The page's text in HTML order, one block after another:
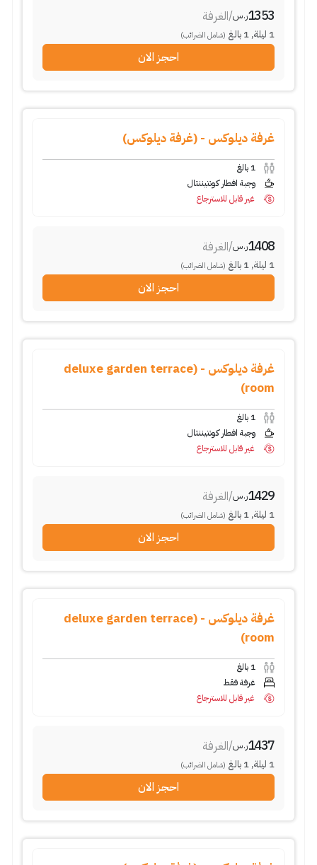
1353ر.س/الغرفة
1 ليلة,
1 بالغ (شامل الضرائب)
احجز الان
غرفة ديلوكس - (غرفة ديلوكس)
1 بالغ
وجبة افطار كونتيننتال
غير قابل للاسترجاع
1408ر.س/الغرفة
1 ليلة,
1 بالغ (شامل الضرائب)
احجز الان
غرفة ديلوكس - (deluxe garden terrace
room)
1 بالغ
وجبة افطار كونتيننتال
غير قابل للاسترجاع
1429ر.س/الغرفة
1 ليلة,
1 بالغ (شامل الضرائب)
احجز الان
غرفة ديلوكس - (deluxe garden terrace
room)
1 بالغ
غرفة فقط
غير قابل للاسترجاع
1437ر.س/الغرفة
1 ليلة,
1 بالغ (شامل الضرائب)
احجز الان